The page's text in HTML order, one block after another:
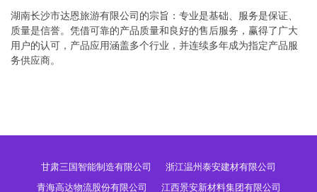
湖南长沙市达恩旅游有限公司的宗旨：专业是基础、服务是保证、
质量是信誉。凭借可靠的产品质量和良好的售后服务，赢得了广大
用户的认可，产品应用涵盖多个行业，并连续多年成为指定产品服
务供应商。
甘肃三国智能制造有限公司
浙江温州泰安建材有限公司
青海高达物流股份有限公司
江西景安新材料集团有限公司